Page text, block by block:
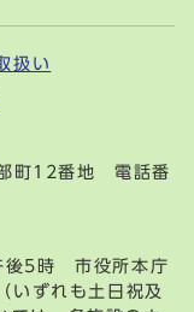
扱い
町12番地 電話番
後5時 市役所本庁
ずれも土日祝及